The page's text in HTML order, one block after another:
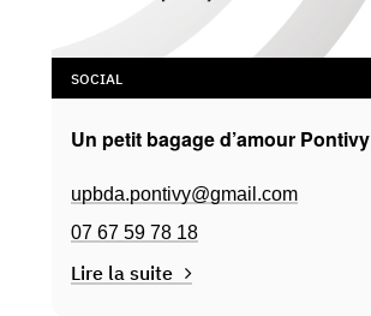
SOCIAL
Un petit bagage d’amour Pontivy
upbda.pontivy@gmail.com
07 67 59 78 18
Lire la suite